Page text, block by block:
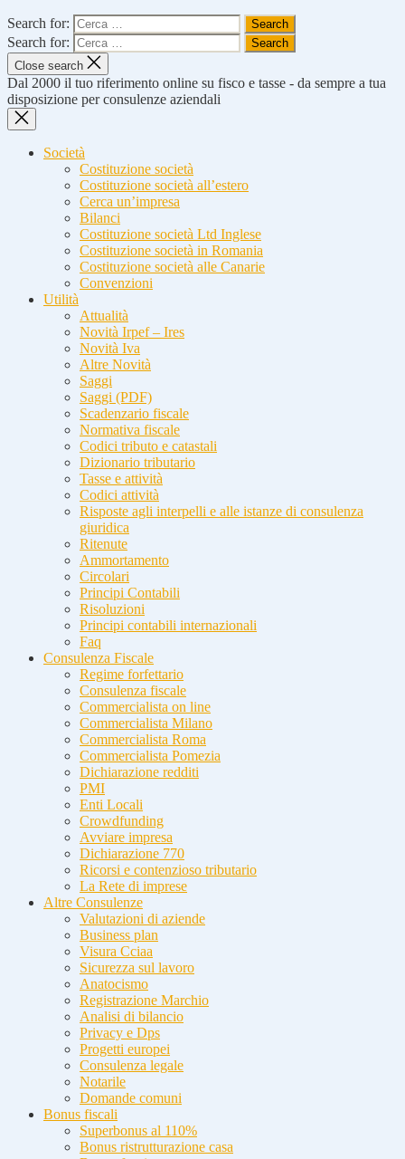
Search for:
Search for:
Close search
Dal 2000 il tuo riferimento online su fisco e tasse - da sempre a tua
disposizione per consulenze aziendali
Società
Costituzione società
Costituzione società all’estero
Cerca un’impresa
Bilanci
Costituzione società Ltd Inglese
Costituzione società in Romania
Costituzione società alle Canarie
Convenzioni
Utilità
Attualità
Novità Irpef – Ires
Novità Iva
Altre Novità
Saggi
Saggi (PDF)
Scadenzario fiscale
Normativa fiscale
Codici tributo e catastali
Dizionario tributario
Tasse e attività
Codici attività
Risposte agli interpelli e alle istanze di consulenza
giuridica
Ritenute
Ammortamento
Circolari
Principi Contabili
Risoluzioni
Principi contabili internazionali
Faq
Consulenza Fiscale
Regime forfettario
Consulenza fiscale
Commercialista on line
Commercialista Milano
Commercialista Roma
Commercialista Pomezia
Dichiarazione redditi
PMI
Enti Locali
Crowdfunding
Avviare impresa
Dichiarazione 770
Ricorsi e contenzioso tributario
La Rete di imprese
Altre Consulenze
Valutazioni di aziende
Business plan
Visura Cciaa
Sicurezza sul lavoro
Anatocismo
Registrazione Marchio
Analisi di bilancio
Privacy e Dps
Progetti europei
Consulenza legale
Notarile
Domande comuni
Bonus fiscali
Superbonus al 110%
Bonus ristrutturazione casa